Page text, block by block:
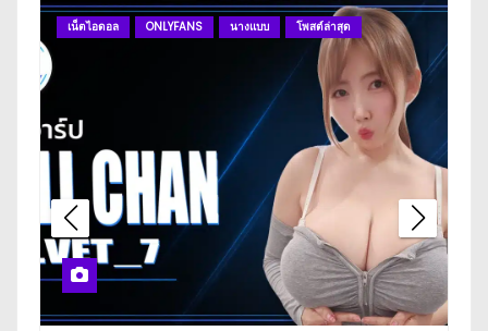
n
a
v
g
a
เน็ตไอดอล ONLYFANS นางแบบ โพสต์ล่าสุด